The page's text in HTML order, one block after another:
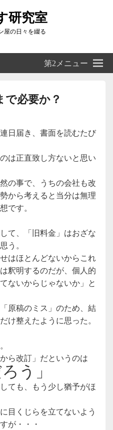
研究室
屋の日々を綴る
第2メニュー
必要か？
日届き、書面を読むたび
は正直致し方ないと思い
の事で、うちの会社も改
から考えると当分は無理
です。
て、「旧料金」はおざな
う。
はほとんどないからこれ
釈明するのだが、個人的
ないからじゃないか」と
原稿のミス」のため、結
け整えたように思った。
ら改訂」だというのは
う」
ても、もう少し猶予がほ
目くじらを立てないよう
が・・・